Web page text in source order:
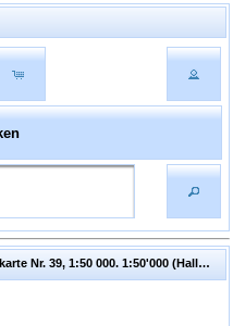
Einsiedeln, Sihlsee, Wägitalersee Wanderkarte Nr. 39, 1:50 000. 1:50'000 (Hallwag Kümmerly+Frey AG (Hrsg.))